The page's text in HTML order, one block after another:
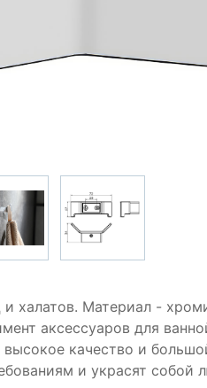
халатов. Материал -
аксессуаров для
качество и
и украсят собой